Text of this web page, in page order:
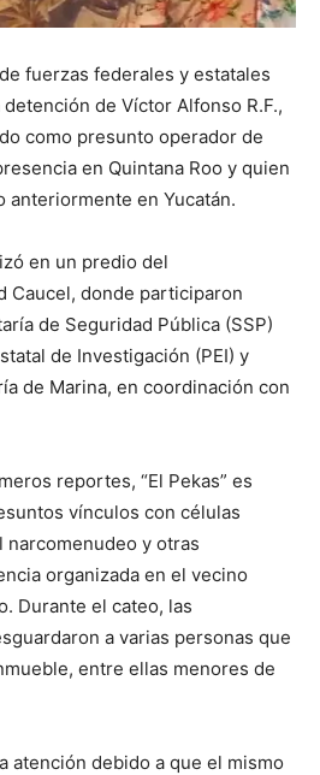
fuerzas federales y estatales
de Víctor Alfonso R.F.,
como presunto operador de
en Quintana Roo y quien
anteriormente en Yucatán.
en un predio del
Caucel, donde participaron
de Seguridad Pública (SSP)
de Investigación (PEI) y
de Marina, en coordinación con
reportes, “El Pekas” es
vínculos con células
narcomenudeo y otras
organizada en el vecino
Durante el cateo, las
a varias personas que
entre ellas menores de
atención debido a que el mismo